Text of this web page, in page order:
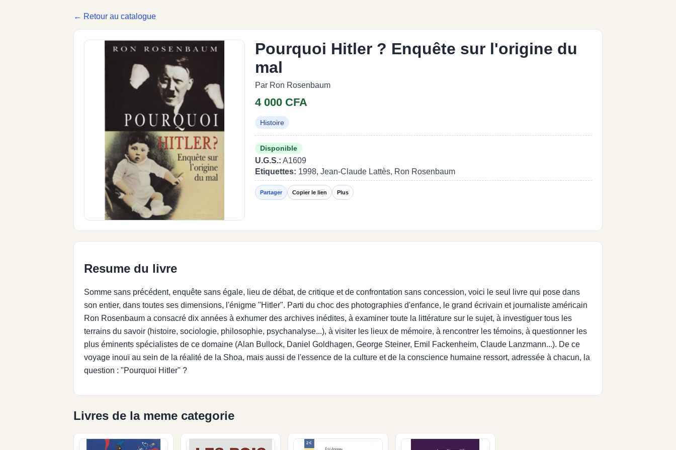
← Retour au catalogue
Pourquoi Hitler ? Enquête sur l'origine du
mal
Par Ron Rosenbaum
4 000 CFA
Histoire
Disponible
U.G.S.: A1609
Etiquettes: 1998, Jean-Claude Lattès, Ron Rosenbaum
Partager Copier le lien Plus
Resume du livre
Somme sans précédent, enquête sans égale, lieu de débat, de critique et de confrontation sans concession, voici le seul livre qui pose dans
son entier, dans toutes ses dimensions, l'énigme "Hitler". Parti du choc des photographies d'enfance, le grand écrivain et journaliste américain
Ron Rosenbaum a consacré dix années à exhumer des archives inédites, à examiner toute la littérature sur le sujet, à investiguer tous les
terrains du savoir (histoire, sociologie, philosophie, psychanalyse...), à visiter les lieux de mémoire, à rencontrer les témoins, à questionner les
plus éminents spécialistes de ce domaine (Alan Bullock, Daniel Goldhagen, George Steiner, Emil Fackenheim, Claude Lanzmann...). De ce
voyage inouï au sein de la réalité de la Shoa, mais aussi de l'essence de la culture et de la conscience humaine ressort, adressée à chacun, la
question : "Pourquoi Hitler" ?
Livres de la meme categorie